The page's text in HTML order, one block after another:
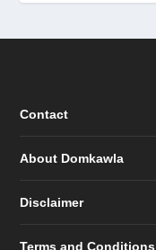
Contact
About Domkawla
Disclaimer
Terms and Conditions